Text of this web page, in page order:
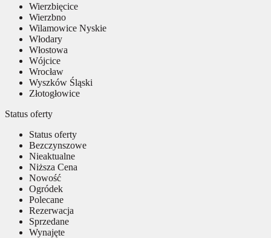
Wierzbięcice
Wierzbno
Wilamowice Nyskie
Włodary
Włostowa
Wójcice
Wrocław
Wyszków Śląski
Złotogłowice
Status oferty
Status oferty
Bezczynszowe
Nieaktualne
Niższa Cena
Nowość
Ogródek
Polecane
Rezerwacja
Sprzedane
Wynajęte